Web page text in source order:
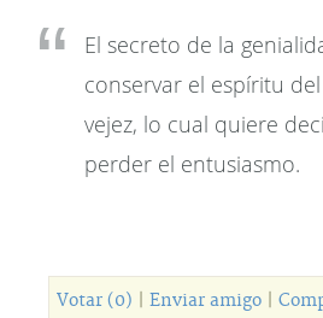
El secreto de la
conservar el espíritu
vejez, lo cual quiere
perder el entusiasmo.
Votar (0) Enviar amigo|